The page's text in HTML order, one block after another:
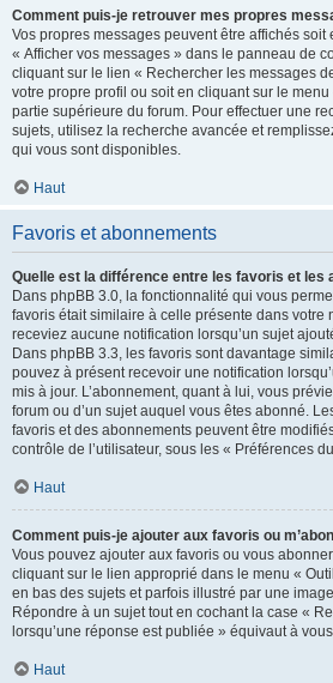
Comment puis-je retrouver mes propres
Vos propres messages peuvent être affichés soit
« Afficher vos messages » dans le panneau de
cliquant sur le lien « Rechercher les messages
votre propre profil ou soit en cliquant sur le
partie supérieure du forum. Pour effectuer une
sujets, utilisez la recherche avancée et
qui vous sont disponibles.
Haut
Favoris et abonnements
Quelle est la différence entre les favoris et les
Dans phpBB 3.0, la fonctionnalité qui vous
favoris était similaire à celle présente dans votre
receviez aucune notification lorsqu’un sujet
Dans phpBB 3.3, les favoris sont davantage
pouvez à présent recevoir une notification
mis à jour. L’abonnement, quant à lui, vous
forum ou d’un sujet auquel vous êtes abonné.
favoris et des abonnements peuvent être
contrôle de l’utilisateur, sous les « Préférences
Haut
Comment puis-je ajouter aux favoris ou
Vous pouvez ajouter aux favoris ou vous
cliquant sur le lien approprié dans le menu «
en bas des sujets et parfois illustré par une
Répondre à un sujet tout en cochant la case «
lorsqu’une réponse est publiée » équivaut à
Haut